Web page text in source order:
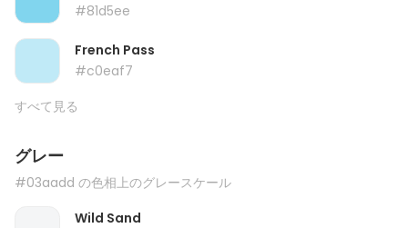
#81d5ee
French Pass
#c0eaf7
すべて見る
グレー
#03aadd の色相上のグレースケール
Wild Sand